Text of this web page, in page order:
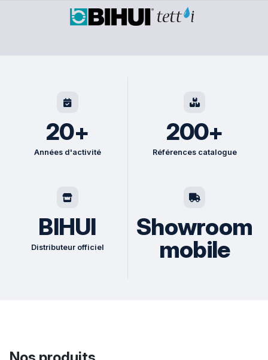
20+
Années d'activité
200+
Références catalogue
BIHUI
Distributeur officiel
Showroom
mobile